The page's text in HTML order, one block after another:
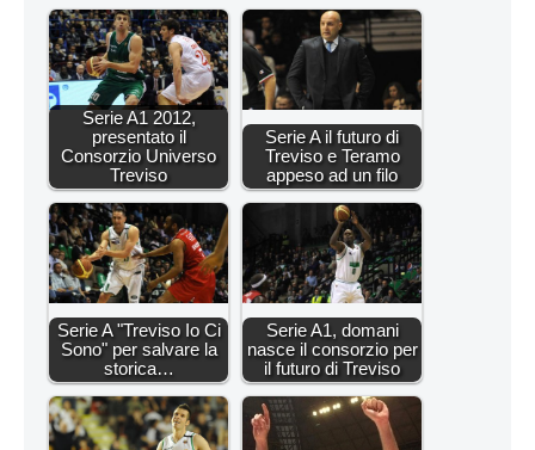
Serie A1 2012,
presentato il
Consorzio Universo
Treviso
Serie A il futuro di
Treviso e Teramo
appeso ad un filo
Serie A "Treviso Io Ci
Sono" per salvare la
storica…
Serie A1, domani
nasce il consorzio per
il futuro di Treviso